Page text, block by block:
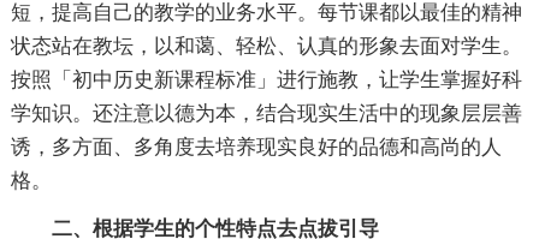
短，提高自己的教学的业务水平。每节课都以最佳的精神
状态站在教坛，以和蔼、轻松、认真的形象去面对学生。
按照「初中历史新课程标准」进行施教，让学生掌握好科
学知识。还注意以德为本，结合现实生活中的现象层层善
诱，多方面、多角度去培养现实良好的品德和高尚的人
格。
二、根据学生的个性特点去点拔引导